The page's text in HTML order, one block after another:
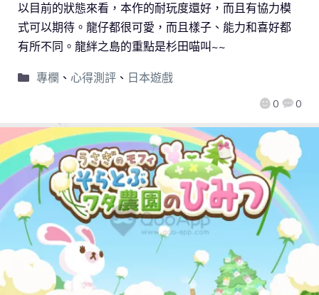
0 0
以目前的狀態來看，本作的耐玩度還好，而且有協力模
式可以期待。龍仔都很可愛，而且樣子、能力和喜好都
有所不同。龍絆之島的重點是杉田喵叫~~
專欄 、 心得測評、 日本遊戲